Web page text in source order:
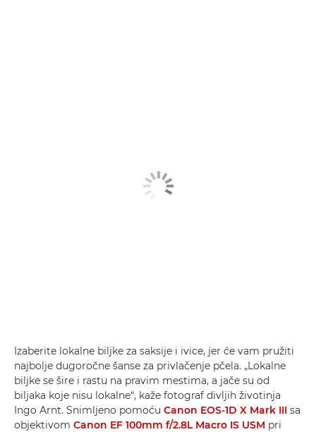
Izaberite lokalne biljke za saksije i ivice, jer će vam pružiti
najbolje dugoročne šanse za privlačenje pčela. „Lokalne
biljke se šire i rastu na pravim mestima, a jače su od
biljaka koje nisu lokalne“, kaže fotograf divljih životinja
Ingo Arnt. Snimljeno pomoću Canon EOS-1D X Mark III sa
objektivom Canon EF 100mm f/2.8L Macro IS USM pri